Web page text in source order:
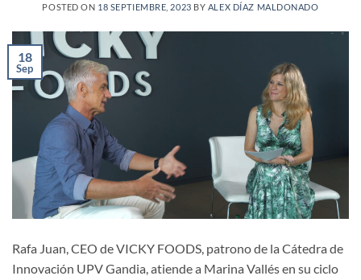
POSTED ON 18 SEPTIEMBRE, 2023 BY ALEX DÍAZ MALDONADO
18
Sep
Rafa Juan, CEO de VICKY FOODS, patrono de la Cátedra de
Innovación UPV Gandia, atiende a Marina Vallés en su ciclo